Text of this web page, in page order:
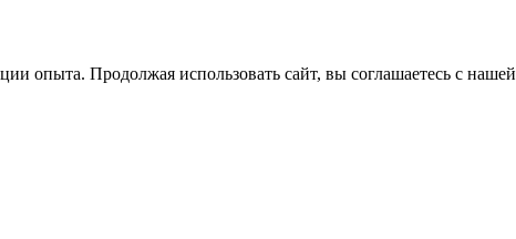
опыта. Продолжая использовать сайт, вы соглашаетесь с нашей